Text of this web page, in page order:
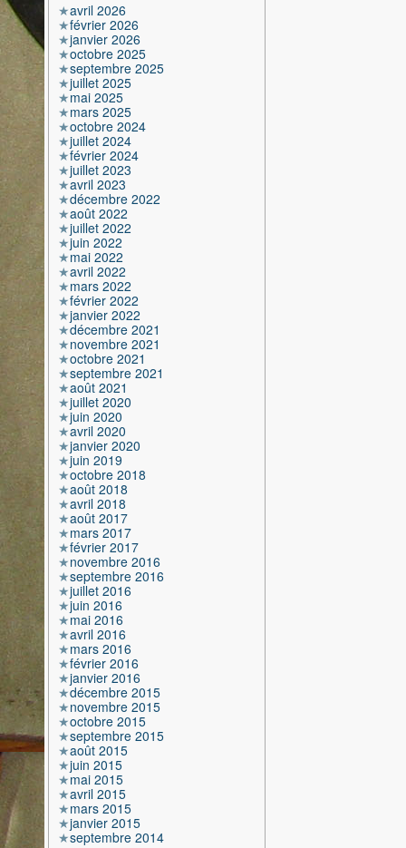
avril 2026
février 2026
janvier 2026
octobre 2025
septembre 2025
juillet 2025
mai 2025
mars 2025
octobre 2024
juillet 2024
février 2024
juillet 2023
avril 2023
décembre 2022
août 2022
juillet 2022
juin 2022
mai 2022
avril 2022
mars 2022
février 2022
janvier 2022
décembre 2021
novembre 2021
octobre 2021
septembre 2021
août 2021
juillet 2020
juin 2020
avril 2020
janvier 2020
juin 2019
octobre 2018
août 2018
avril 2018
août 2017
mars 2017
février 2017
novembre 2016
septembre 2016
juillet 2016
juin 2016
mai 2016
avril 2016
mars 2016
février 2016
janvier 2016
décembre 2015
novembre 2015
octobre 2015
septembre 2015
août 2015
juin 2015
mai 2015
avril 2015
mars 2015
janvier 2015
septembre 2014